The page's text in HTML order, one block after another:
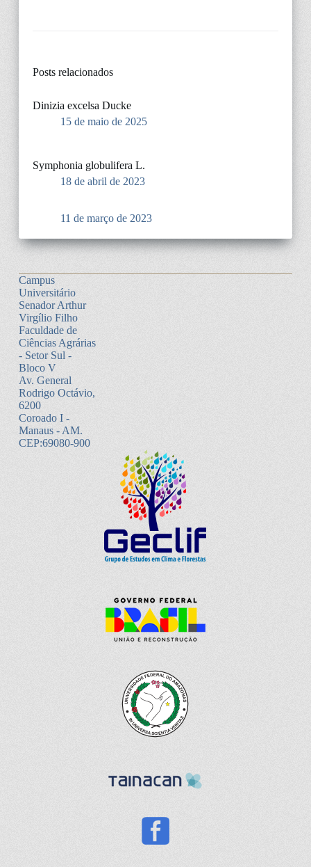
Posts relacionados
Dinizia excelsa Ducke
15 de maio de 2025
Symphonia globulifera L.
18 de abril de 2023
11 de março de 2023
Campus
Universitário
Senador Arthur
Virgílio Filho
Faculdade de
Ciências Agrárias
- Setor Sul -
Bloco V
Av. General
Rodrigo Octávio,
6200
Coroado I -
Manaus - AM.
CEP:69080-900